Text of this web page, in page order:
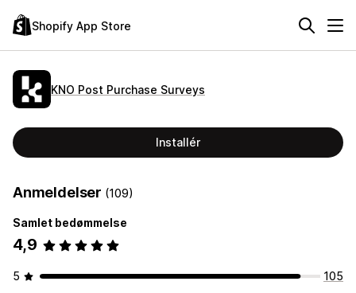
Shopify App Store
KNO Post Purchase Surveys
Installér
Anmeldelser (109)
Samlet bedømmelse
4,9
5
105